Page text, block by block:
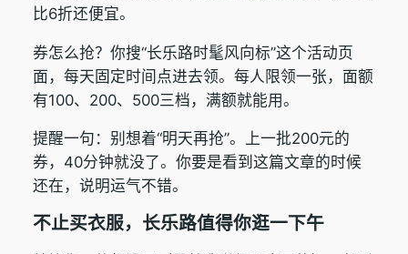
比6折还便宜。
券怎么抢？你搜“长乐路时髦风向标”这个活动页
面，每天固定时间点进去领。每人限领一张，面额
有100、200、500三档，满额就能用。
提醒一句：别想着“明天再抢”。上一批200元的
券，40分钟就没了。你要是看到这篇文章的时候
还在，说明运气不错。
不止买衣服，长乐路值得你逛一下午